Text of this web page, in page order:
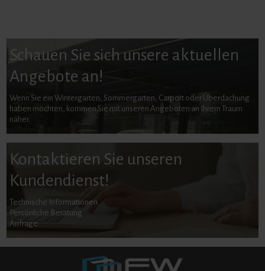
Schauen Sie sich unsere aktuellen
Angebote an!
Wenn Sie ein Wintergarten, Sommergarten, Carport oder Überdachung
haben möchten, kommen Sie mit unseren Angeboten an Ihrem Traum
näher.
Kontaktieren Sie unseren
Kundendienst!
Technische Informationen
Persönliche Beratung
Anfrage